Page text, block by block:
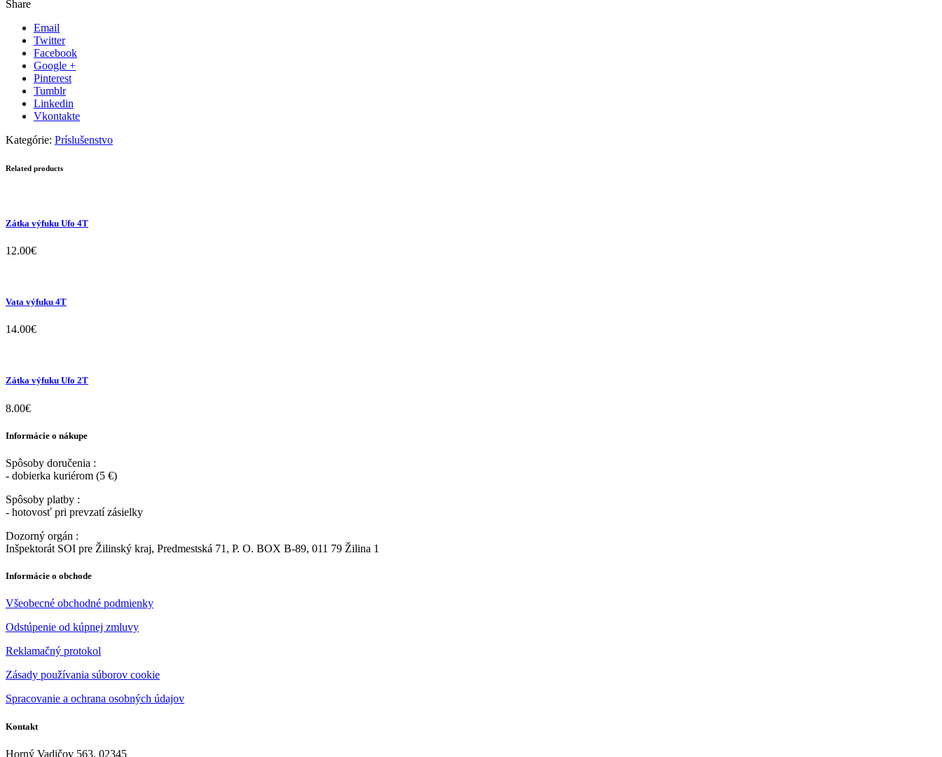
Share
Email
Twitter
Facebook
Google +
Pinterest
Tumblr
Linkedin
Vkontakte
Kategórie: Príslušenstvo
Related products
Zátka výfuku Ufo 4T
12.00€
Vata výfuku 4T
14.00€
Zátka výfuku Ufo 2T
8.00€
Informácie o nákupe
Spôsoby doručenia :
- dobierka kuriérom (5 €)
Spôsoby platby :
- hotovosť pri prevzatí zásielky
Dozorný orgán :
Inšpektorát SOI pre Žilinský kraj, Predmestská 71, P. O. BOX B-89, 011 79 Žilina 1
Informácie o obchode
Všeobecné obchodné podmienky
Odstúpenie od kúpnej zmluvy
Reklamačný protokol
Zásady používania súborov cookie
Spracovanie a ochrana osobných údajov
Kontakt
Horný Vadičov 563, 02345